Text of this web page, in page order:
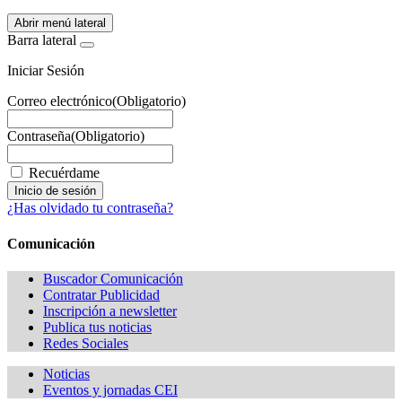
Abrir menú lateral
Barra lateral
Iniciar Sesión
Correo electrónico(Obligatorio)
Contraseña(Obligatorio)
Recuérdame
¿Has olvidado tu contraseña?
Comunicación
Buscador Comunicación
Contratar Publicidad
Inscripción a newsletter
Publica tus noticias
Redes Sociales
Noticias
Eventos y jornadas CEI